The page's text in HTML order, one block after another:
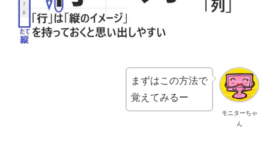
モニターちゃ
ん
まずはこの方法で
覚えてみるー